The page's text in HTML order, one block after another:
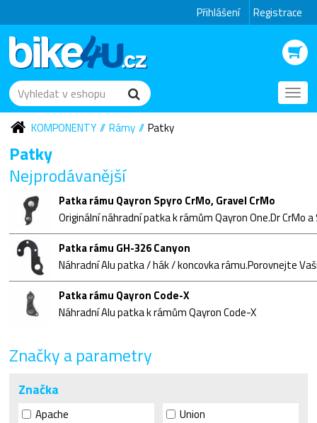
Přihlášení Registrace
KOMPONENTY
Rámy Patky
Patky
Nejprodávanější
Patka rámu Qayron Spyro CrMo, Gravel CrMo
Originální náhradní patka k rámům Qayron One.Dr CrMo a
Patka rámu GH-326 Canyon
Patka rámu Qayron Code-X
Náhradní Alu patka k rámům Qayron Code-X
Značky a parametry
Značka
Apache
Union